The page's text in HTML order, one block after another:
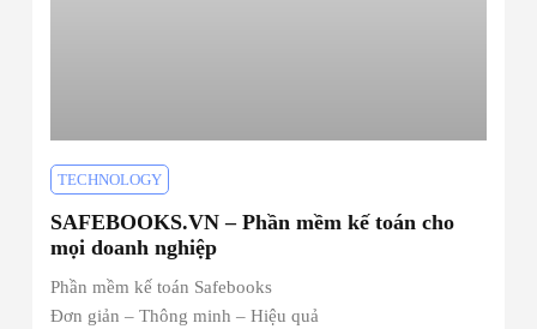
TECHNOLOGY
SAFEBOOKS.VN – Phần mềm kế toán cho
mọi doanh nghiệp
Phần mềm kế toán Safebooks
Đơn giản – Thông minh – Hiệu quả